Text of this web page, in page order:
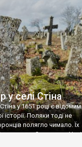
У 60-х роках минулого
лікарню. Коли із
не […]
у селі Стіна
у 1651 році є відомим
Поляки тоді не
полягло чимало. Їх
називався Замковим. Нині